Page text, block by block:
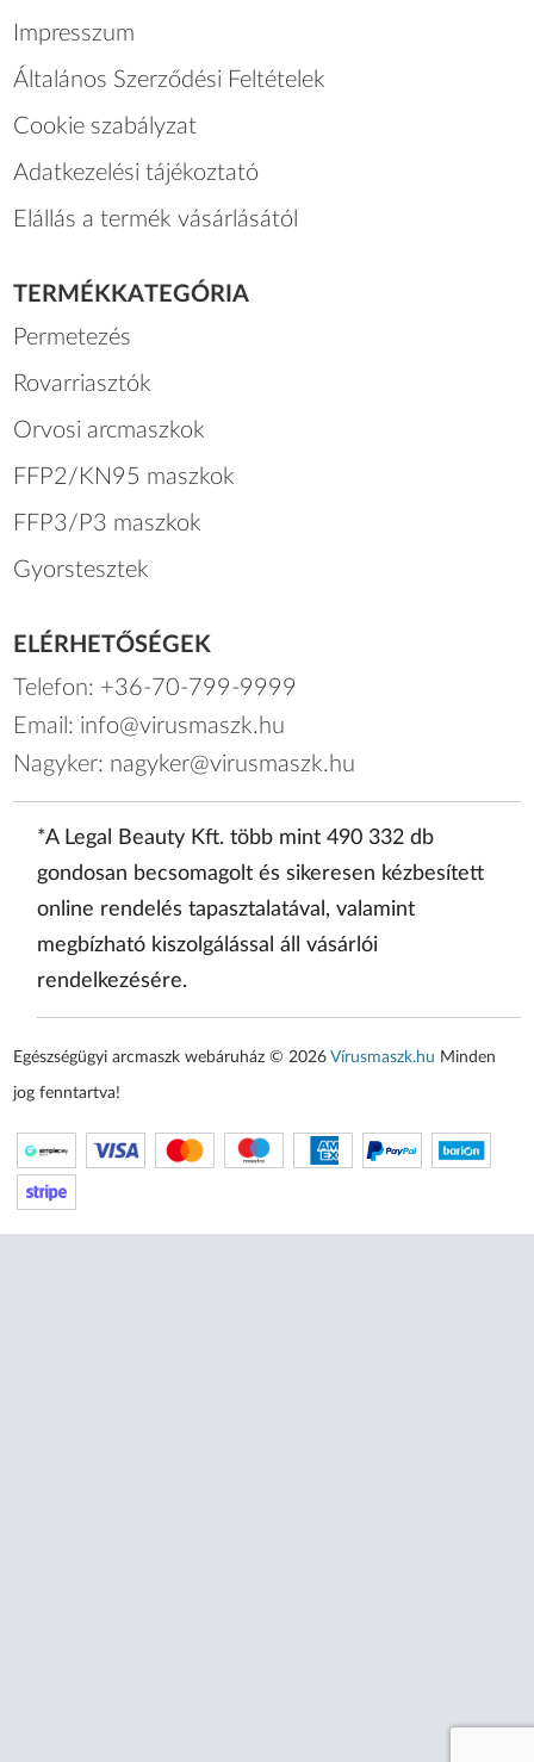
Impresszum
Általános Szerződési Feltételek
Cookie szabályzat
Adatkezelési tájékoztató
Elállás a termék vásárlásától
TERMÉKKATEGÓRIA
Permetezés
Rovarriasztók
Orvosi arcmaszkok
FFP2/KN95 maszkok
FFP3/P3 maszkok
Gyorstesztek
ELÉRHETŐSÉGEK
Telefon: +36-70-799-9999
Email: info@virusmaszk.hu
Nagyker: nagyker@virusmaszk.hu
*A Legal Beauty Kft. több mint 490 332 db
gondosan becsomagolt és sikeresen kézbesített
online rendelés tapasztalatával, valamint
megbízható kiszolgálással áll vásárlói
rendelkezésére.
Egészségügyi arcmaszk webáruház © 2026Vírusmaszk.hu Minden
jog fenntartva!